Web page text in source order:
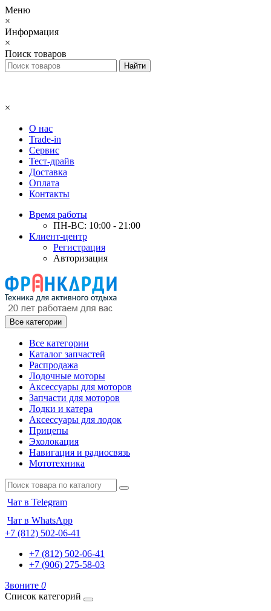
Меню
×
Информация
×
Поиск товаров
×
О нас
Trade-in
Сервис
Тест-драйв
Доставка
Оплата
Контакты
Время работы
ПН-ВС: 10:00 - 21:00
Клиент-центр
Регистрация
Авторизация
Все категории
Все категории
Каталог запчастей
Распродажа
Лодочные моторы
Аксессуары для моторов
Запчасти для моторов
Лодки и катера
Аксессуары для лодок
Прицепы
Эхолокация
Навигация и радиосвязь
Мототехника
Чат в Telegram
Чат в WhatsApp
+7 (812) 502-06-41
+7 (812) 502-06-41
+7 (906) 275-58-03
Звоните 0
Список категорий